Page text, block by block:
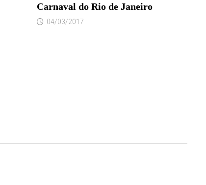
Carnaval do Rio de Janeiro
04/03/2017